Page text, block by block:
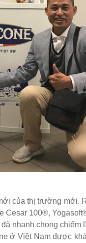
của thị trường mới.
Cesar 100®,
nhanh chong
ở Việt Nam được